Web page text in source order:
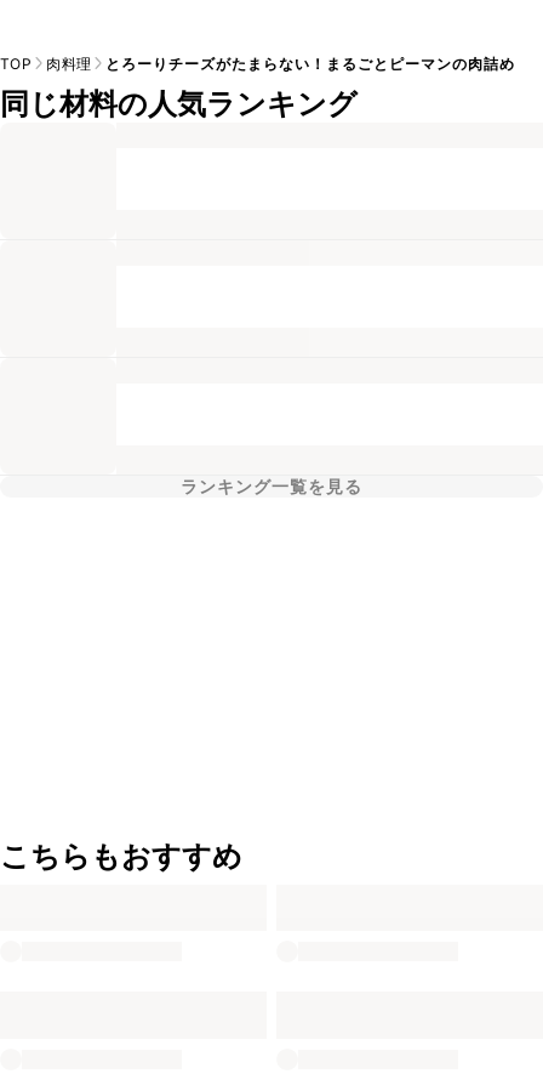
TOP 肉料理 とろーりチーズがたまらない！まるごとピーマンの肉詰め
同じ材料の人気ランキング
ランキング一覧を見る
こちらもおすすめ